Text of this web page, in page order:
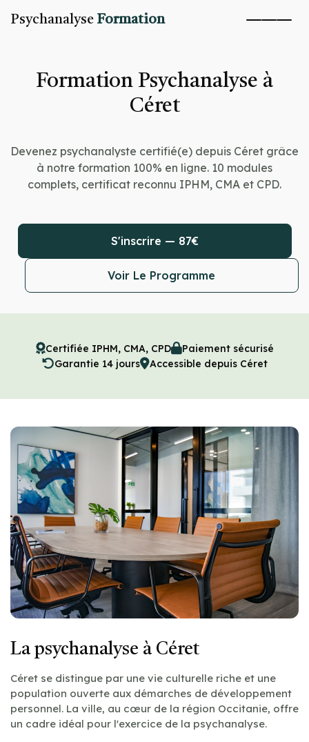
Psychanalyse Formation
Formation Psychanalyse à
Céret
Devenez psychanalyste certifié(e) depuis Céret grâce
à notre formation 100% en ligne. 10 modules
complets, certificat reconnu IPHM, CMA et CPD.
S'inscrire — 87€
Voir Le Programme
Certifiée IPHM, CMA, CPD
Paiement sécurisé
Garantie 14 jours
Accessible depuis Céret
La psychanalyse à Céret
Céret se distingue par une vie culturelle riche et une
population ouverte aux démarches de développement
personnel. La ville, au cœur de la région Occitanie, offre
un cadre idéal pour l'exercice de la psychanalyse.